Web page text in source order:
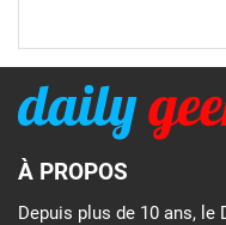
À PROPOS
Depuis plus de 10 ans, le